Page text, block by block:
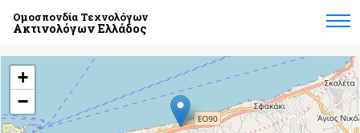
Ομοσπονδία Τεχνολόγων
Ακτινολόγων Ελλάδος
+
−